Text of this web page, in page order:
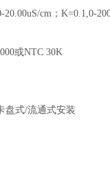
20.00uS/cm；K=0.1,0-
或NTC 30K
盘式/流通式安装